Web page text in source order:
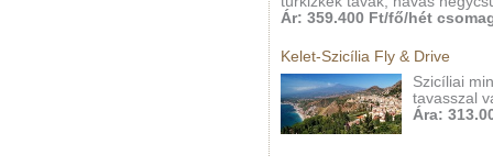
Ár: 359.400 Ft/fő/hét
Kelet-Szicília Fly & Drive
Szicíliai
tavasszal
Ára: